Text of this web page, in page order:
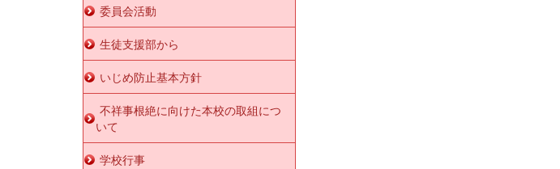
委員会活動
生徒支援部から
いじめ防止基本方針
不祥事根絶に向けた本校の取組につ
いて
学校行事